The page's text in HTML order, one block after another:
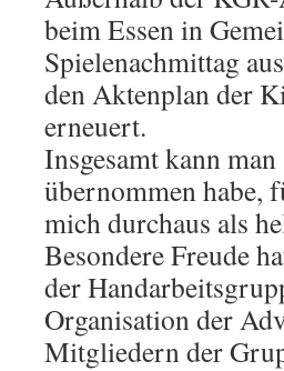
beim Essen in
Spielenachmittag
den Aktenplan der
erneuert.
Insgesamt kann
übernommen habe,
mich durchaus als
Besondere Freude
der
Organisation der
Mitgliedern der